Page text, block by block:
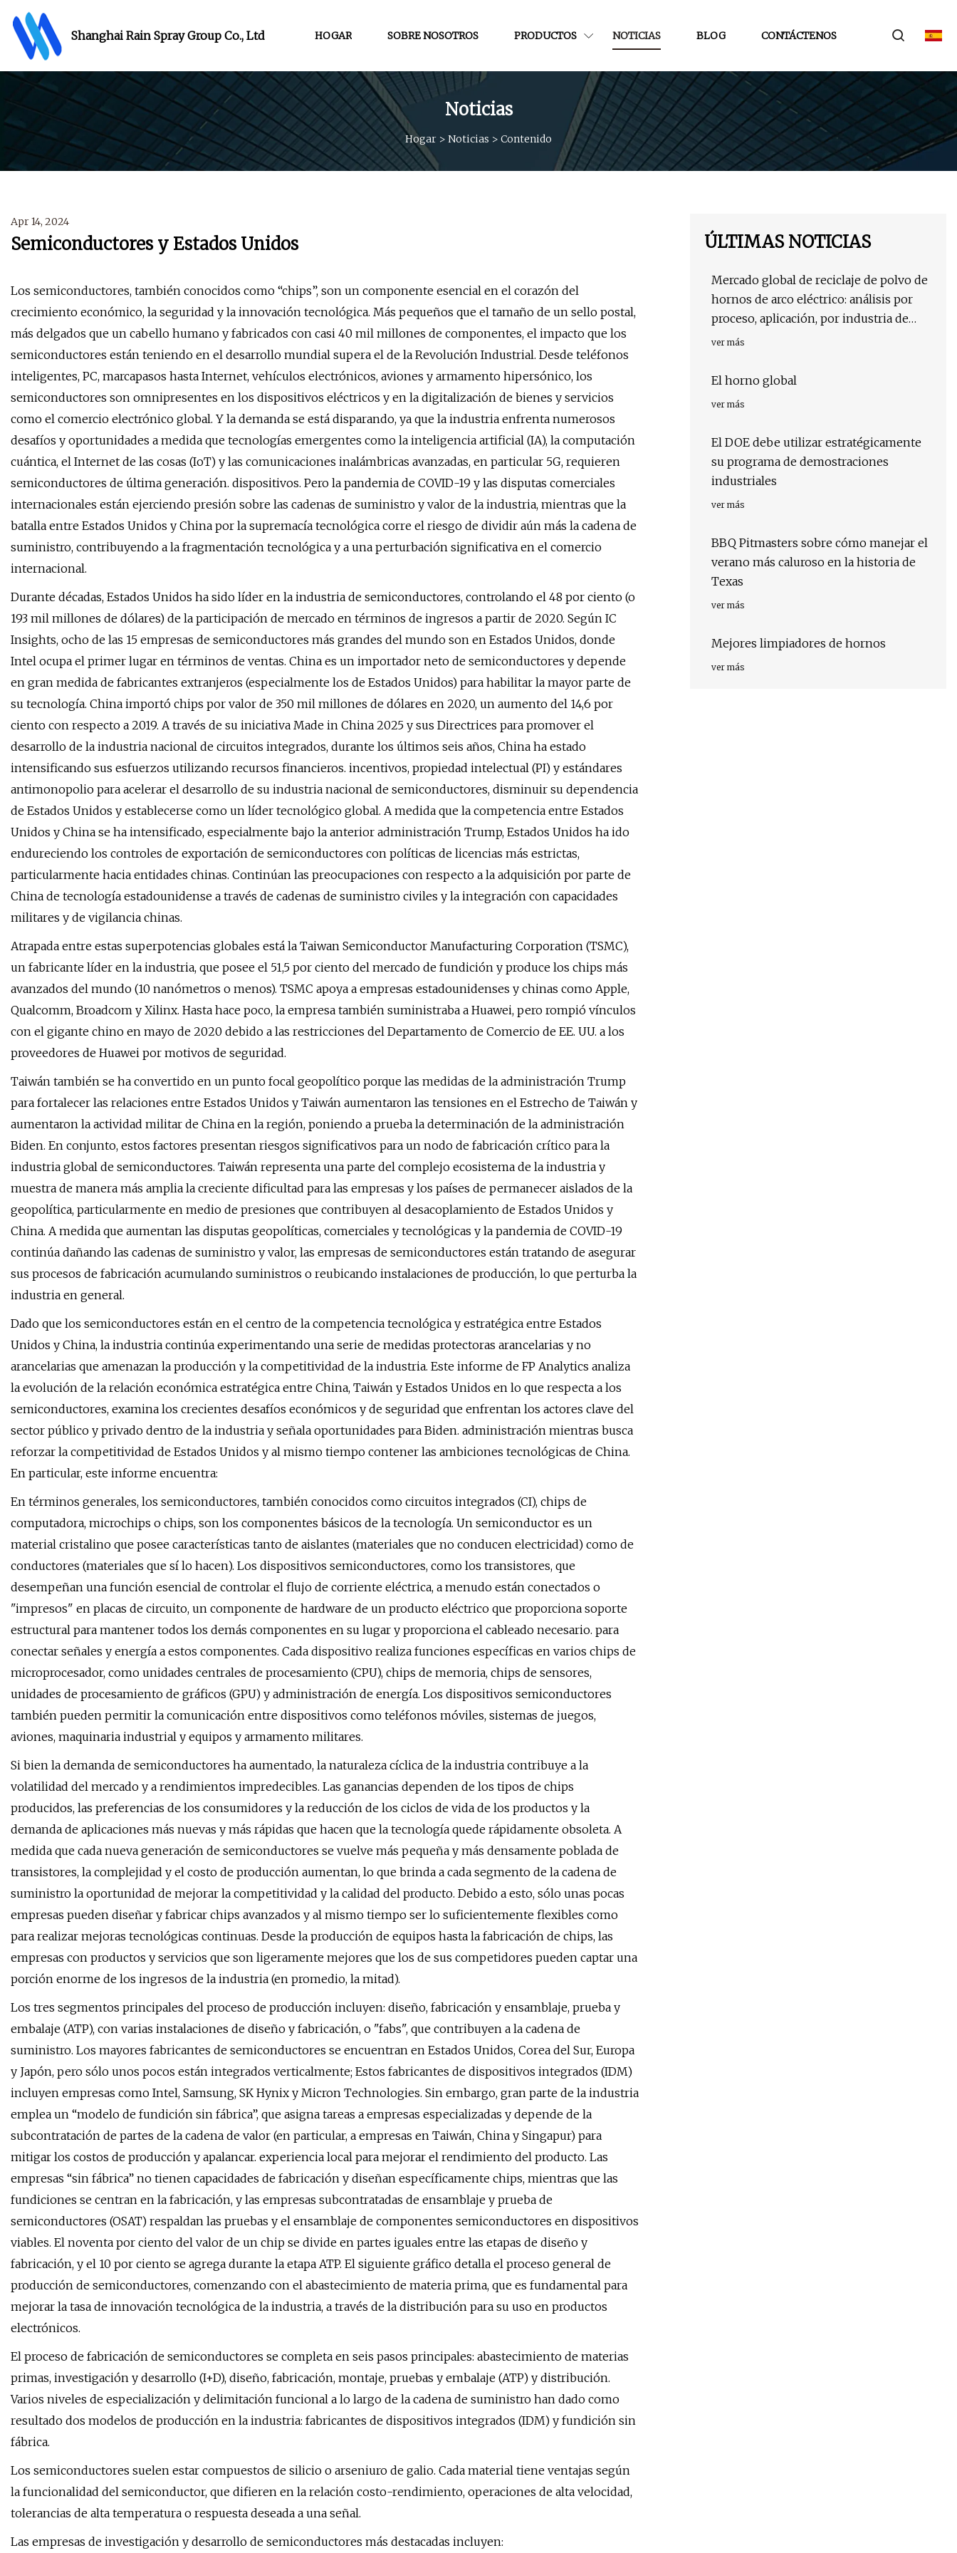
Shanghai Rain Spray Group Co., Ltd HOGAR SOBRE NOSOTROS PRODUCTOS NOTICIAS BLOG CONTÁCTENOS
Noticias
Hogar > Noticias > Contenido
Apr 14, 2024
Semiconductores y Estados Unidos
Los semiconductores, también conocidos como “chips”, son un componente esencial en el corazón del
crecimiento económico, la seguridad y la innovación tecnológica. Más pequeños que el tamaño de un sello postal,
más delgados que un cabello humano y fabricados con casi 40 mil millones de componentes, el impacto que los
semiconductores están teniendo en el desarrollo mundial supera el de la Revolución Industrial. Desde teléfonos
inteligentes, PC, marcapasos hasta Internet, vehículos electrónicos, aviones y armamento hipersónico, los
semiconductores son omnipresentes en los dispositivos eléctricos y en la digitalización de bienes y servicios
como el comercio electrónico global. Y la demanda se está disparando, ya que la industria enfrenta numerosos
desafíos y oportunidades a medida que tecnologías emergentes como la inteligencia artificial (IA), la computación
cuántica, el Internet de las cosas (IoT) y las comunicaciones inalámbricas avanzadas, en particular 5G, requieren
semiconductores de última generación. dispositivos. Pero la pandemia de COVID-19 y las disputas comerciales
internacionales están ejerciendo presión sobre las cadenas de suministro y valor de la industria, mientras que la
batalla entre Estados Unidos y China por la supremacía tecnológica corre el riesgo de dividir aún más la cadena de
suministro, contribuyendo a la fragmentación tecnológica y a una perturbación significativa en el comercio
internacional.
Durante décadas, Estados Unidos ha sido líder en la industria de semiconductores, controlando el 48 por ciento (o
193 mil millones de dólares) de la participación de mercado en términos de ingresos a partir de 2020. Según IC
Insights, ocho de las 15 empresas de semiconductores más grandes del mundo son en Estados Unidos, donde
Intel ocupa el primer lugar en términos de ventas. China es un importador neto de semiconductores y depende
en gran medida de fabricantes extranjeros (especialmente los de Estados Unidos) para habilitar la mayor parte de
su tecnología. China importó chips por valor de 350 mil millones de dólares en 2020, un aumento del 14,6 por
ciento con respecto a 2019. A través de su iniciativa Made in China 2025 y sus Directrices para promover el
desarrollo de la industria nacional de circuitos integrados, durante los últimos seis años, China ha estado
intensificando sus esfuerzos utilizando recursos financieros. incentivos, propiedad intelectual (PI) y estándares
antimonopolio para acelerar el desarrollo de su industria nacional de semiconductores, disminuir su dependencia
de Estados Unidos y establecerse como un líder tecnológico global. A medida que la competencia entre Estados
Unidos y China se ha intensificado, especialmente bajo la anterior administración Trump, Estados Unidos ha ido
endureciendo los controles de exportación de semiconductores con políticas de licencias más estrictas,
particularmente hacia entidades chinas. Continúan las preocupaciones con respecto a la adquisición por parte de
China de tecnología estadounidense a través de cadenas de suministro civiles y la integración con capacidades
militares y de vigilancia chinas.
Atrapada entre estas superpotencias globales está la Taiwan Semiconductor Manufacturing Corporation (TSMC),
un fabricante líder en la industria, que posee el 51,5 por ciento del mercado de fundición y produce los chips más
avanzados del mundo (10 nanómetros o menos). TSMC apoya a empresas estadounidenses y chinas como Apple,
Qualcomm, Broadcom y Xilinx. Hasta hace poco, la empresa también suministraba a Huawei, pero rompió vínculos
con el gigante chino en mayo de 2020 debido a las restricciones del Departamento de Comercio de EE. UU. a los
proveedores de Huawei por motivos de seguridad.
Taiwán también se ha convertido en un punto focal geopolítico porque las medidas de la administración Trump
para fortalecer las relaciones entre Estados Unidos y Taiwán aumentaron las tensiones en el Estrecho de Taiwán y
aumentaron la actividad militar de China en la región, poniendo a prueba la determinación de la administración
Biden. En conjunto, estos factores presentan riesgos significativos para un nodo de fabricación crítico para la
industria global de semiconductores. Taiwán representa una parte del complejo ecosistema de la industria y
muestra de manera más amplia la creciente dificultad para las empresas y los países de permanecer aislados de la
geopolítica, particularmente en medio de presiones que contribuyen al desacoplamiento de Estados Unidos y
China. A medida que aumentan las disputas geopolíticas, comerciales y tecnológicas y la pandemia de COVID-19
continúa dañando las cadenas de suministro y valor, las empresas de semiconductores están tratando de asegurar
sus procesos de fabricación acumulando suministros o reubicando instalaciones de producción, lo que perturba la
industria en general.
Dado que los semiconductores están en el centro de la competencia tecnológica y estratégica entre Estados
Unidos y China, la industria continúa experimentando una serie de medidas protectoras arancelarias y no
arancelarias que amenazan la producción y la competitividad de la industria. Este informe de FP Analytics analiza
la evolución de la relación económica estratégica entre China, Taiwán y Estados Unidos en lo que respecta a los
semiconductores, examina los crecientes desafíos económicos y de seguridad que enfrentan los actores clave del
sector público y privado dentro de la industria y señala oportunidades para Biden. administración mientras busca
reforzar la competitividad de Estados Unidos y al mismo tiempo contener las ambiciones tecnológicas de China.
En particular, este informe encuentra:
En términos generales, los semiconductores, también conocidos como circuitos integrados (CI), chips de
computadora, microchips o chips, son los componentes básicos de la tecnología. Un semiconductor es un
material cristalino que posee características tanto de aislantes (materiales que no conducen electricidad) como de
conductores (materiales que sí lo hacen). Los dispositivos semiconductores, como los transistores, que
desempeñan una función esencial de controlar el flujo de corriente eléctrica, a menudo están conectados o
"impresos" en placas de circuito, un componente de hardware de un producto eléctrico que proporciona soporte
estructural para mantener todos los demás componentes en su lugar y proporciona el cableado necesario. para
conectar señales y energía a estos componentes. Cada dispositivo realiza funciones específicas en varios chips de
microprocesador, como unidades centrales de procesamiento (CPU), chips de memoria, chips de sensores,
unidades de procesamiento de gráficos (GPU) y administración de energía. Los dispositivos semiconductores
también pueden permitir la comunicación entre dispositivos como teléfonos móviles, sistemas de juegos,
aviones, maquinaria industrial y equipos y armamento militares.
Si bien la demanda de semiconductores ha aumentado, la naturaleza cíclica de la industria contribuye a la
volatilidad del mercado y a rendimientos impredecibles. Las ganancias dependen de los tipos de chips
producidos, las preferencias de los consumidores y la reducción de los ciclos de vida de los productos y la
demanda de aplicaciones más nuevas y más rápidas que hacen que la tecnología quede rápidamente obsoleta. A
medida que cada nueva generación de semiconductores se vuelve más pequeña y más densamente poblada de
transistores, la complejidad y el costo de producción aumentan, lo que brinda a cada segmento de la cadena de
suministro la oportunidad de mejorar la competitividad y la calidad del producto. Debido a esto, sólo unas pocas
empresas pueden diseñar y fabricar chips avanzados y al mismo tiempo ser lo suficientemente flexibles como
para realizar mejoras tecnológicas continuas. Desde la producción de equipos hasta la fabricación de chips, las
empresas con productos y servicios que son ligeramente mejores que los de sus competidores pueden captar una
porción enorme de los ingresos de la industria (en promedio, la mitad).
Los tres segmentos principales del proceso de producción incluyen: diseño, fabricación y ensamblaje, prueba y
embalaje (ATP), con varias instalaciones de diseño y fabricación, o "fabs", que contribuyen a la cadena de
suministro. Los mayores fabricantes de semiconductores se encuentran en Estados Unidos, Corea del Sur, Europa
y Japón, pero sólo unos pocos están integrados verticalmente; Estos fabricantes de dispositivos integrados (IDM)
incluyen empresas como Intel, Samsung, SK Hynix y Micron Technologies. Sin embargo, gran parte de la industria
emplea un “modelo de fundición sin fábrica”, que asigna tareas a empresas especializadas y depende de la
subcontratación de partes de la cadena de valor (en particular, a empresas en Taiwán, China y Singapur) para
mitigar los costos de producción y apalancar. experiencia local para mejorar el rendimiento del producto. Las
empresas “sin fábrica” no tienen capacidades de fabricación y diseñan específicamente chips, mientras que las
fundiciones se centran en la fabricación, y las empresas subcontratadas de ensamblaje y prueba de
semiconductores (OSAT) respaldan las pruebas y el ensamblaje de componentes semiconductores en dispositivos
viables. El noventa por ciento del valor de un chip se divide en partes iguales entre las etapas de diseño y
fabricación, y el 10 por ciento se agrega durante la etapa ATP. El siguiente gráfico detalla el proceso general de
producción de semiconductores, comenzando con el abastecimiento de materia prima, que es fundamental para
mejorar la tasa de innovación tecnológica de la industria, a través de la distribución para su uso en productos
electrónicos.
El proceso de fabricación de semiconductores se completa en seis pasos principales: abastecimiento de materias
primas, investigación y desarrollo (I+D), diseño, fabricación, montaje, pruebas y embalaje (ATP) y distribución.
Varios niveles de especialización y delimitación funcional a lo largo de la cadena de suministro han dado como
resultado dos modelos de producción en la industria: fabricantes de dispositivos integrados (IDM) y fundición sin
fábrica.
Los semiconductores suelen estar compuestos de silicio o arseniuro de galio. Cada material tiene ventajas según
la funcionalidad del semiconductor, que difieren en la relación costo-rendimiento, operaciones de alta velocidad,
tolerancias de alta temperatura o respuesta deseada a una señal.
Las empresas de investigación y desarrollo de semiconductores más destacadas incluyen:
ÚLTIMAS NOTICIAS
Mercado global de reciclaje de polvo de
hornos de arco eléctrico: análisis por
proceso, aplicación, por industria de
usuario final, por región, por país:
para 2029
ver más
El horno global
ver más
El DOE debe utilizar estratégicamente
su programa de demostraciones
industriales
ver más
BBQ Pitmasters sobre cómo manejar el
verano más caluroso en la historia de
Texas
ver más
Mejores limpiadores de hornos
ver más